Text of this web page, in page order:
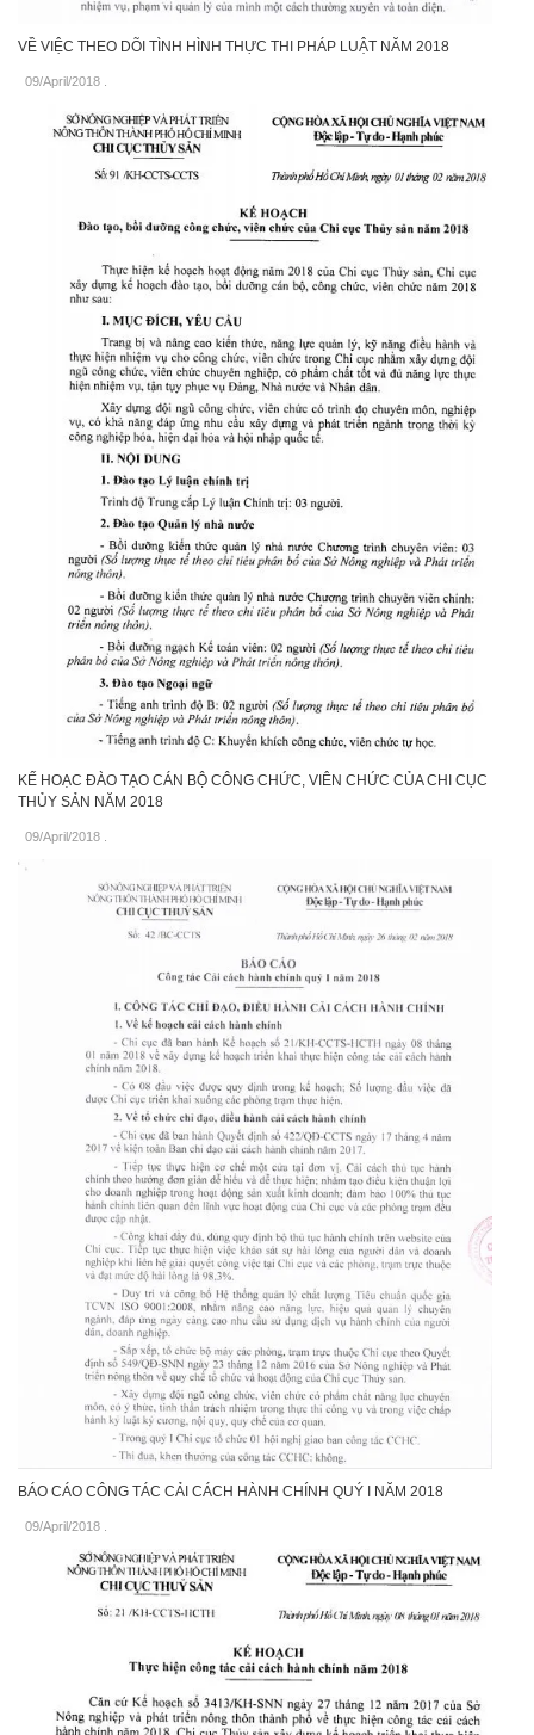
VỀ VIỆC THEO DÕI TÌNH HÌNH THỰC THI PHÁP LUẬT NĂM 2018
09/April/2018
KẾ HOẠC ĐÀO TẠO CÁN BỘ CÔNG CHỨC, VIÊN CHỨC CỦA CHI CỤC
THỦY SẢN NĂM 2018
09/April/2018 .
BÁO CÁO CÔNG TÁC CẢI CÁCH HÀNH CHÍNH QUÝ I NĂM 2018
09/April/2018